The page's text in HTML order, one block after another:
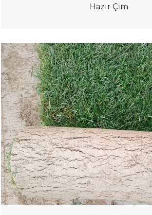
Hazır Çim